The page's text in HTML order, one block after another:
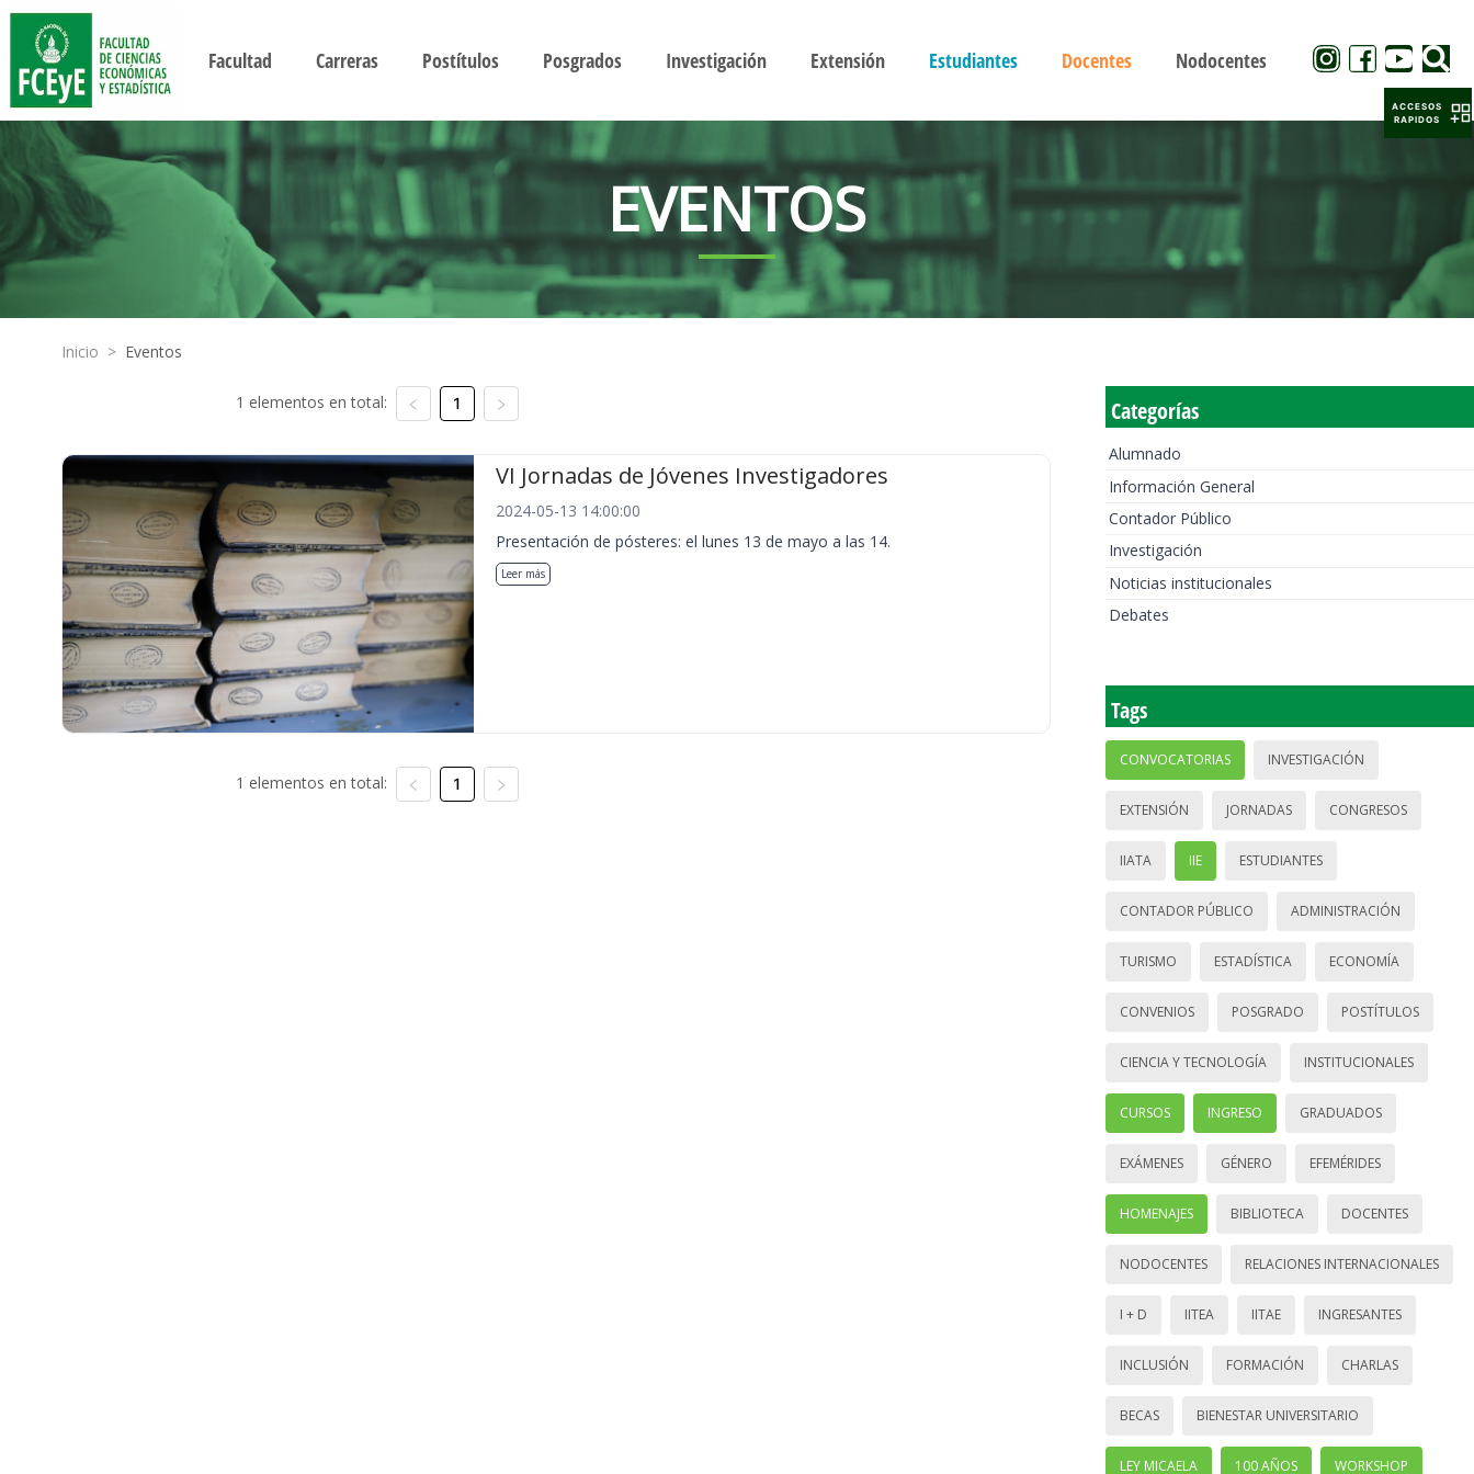
Facultad Carreras Postítulos Posgrados Investigación Extensión Estudiantes Docentes Nodocentes
EVENTOS
Inicio > Eventos
1 elementos en total: 1
VI Jornadas de Jóvenes Investigadores
2024-05-13 14:00:00
Presentación de pósteres: el lunes 13 de mayo a las 14.
Leer más
1 elementos en total: 1
Categorías
Alumnado
Información General
Contador Público
Investigación
Noticias institucionales
Debates
Tags
CONVOCATORIAS INVESTIGACIÓN
EXTENSIÓN JORNADAS CONGRESOS
IIATA IIE ESTUDIANTES
CONTADOR PÚBLICO ADMINISTRACIÓN
TURISMO ESTADÍSTICA ECONOMÍA
CONVENIOS POSGRADO POSTÍTULOS
CIENCIA Y TECNOLOGÍA INSTITUCIONALES
CURSOS INGRESO GRADUADOS
EXÁMENES GÉNERO EFEMÉRIDES
HOMENAJES BIBLIOTECA DOCENTES
NODOCENTES RELACIONES INTERNACIONALES
I + D IITEA IITAE INGRESANTES
INCLUSIÓN FORMACIÓN CHARLAS
BECAS BIENESTAR UNIVERSITARIO
LEY MICAELA 100 AÑOS WORKSHOP
ACCESOS
RAPIDOS